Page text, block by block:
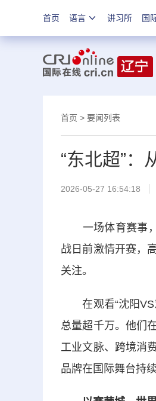
首页 语言 讲习所 国
首页 > 要闻列表
“东北超”：
2026-05-27 16:54:18
一场体育赛事，
战日前激情开赛，
关注。
在观看“沈阳VS
总量超千万。他们
工业文脉、跨境消
品牌在国际舞台持